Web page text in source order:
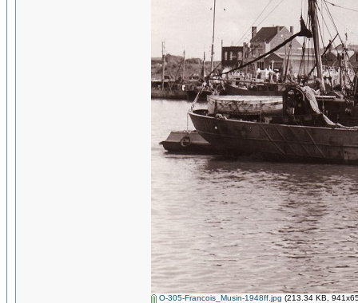
O-305-Francois_Musin-1948ff.jpg (213.34 KB,